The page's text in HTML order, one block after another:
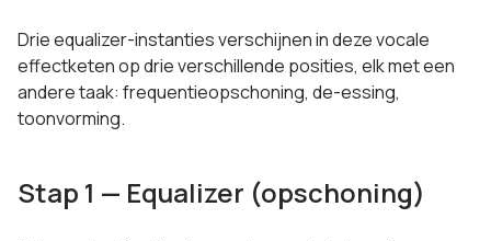
Drie equalizer-instanties verschijnen in deze vocale
effectketen op drie verschillende posities, elk met een
andere taak: frequentieopschoning, de-essing,
toonvorming.
Stap 1 — Equalizer (opschoning)